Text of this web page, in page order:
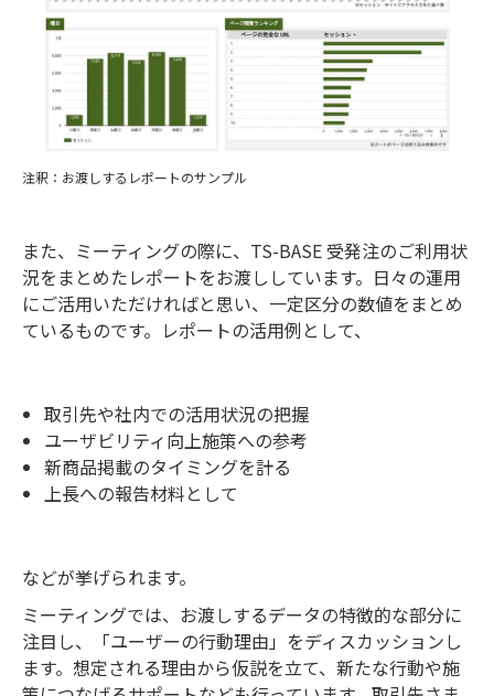
注釈：お渡しするレポートのサンプル
また、ミーティングの際に、TS-BASE 受発注のご利用状
況をまとめたレポートをお渡ししています。日々の運用
にご活用いただければと思い、一定区分の数値をまとめ
ているものです。レポートの活用例として、
取引先や社内での活用状況の把握
ユーザビリティ向上施策への参考
新商品掲載のタイミングを計る
上長への報告材料として
などが挙げられます。
ミーティングでは、お渡しするデータの特徴的な部分に
注目し、「ユーザーの行動理由」をディスカッションし
ます。想定される理由から仮説を立て、新たな行動や施